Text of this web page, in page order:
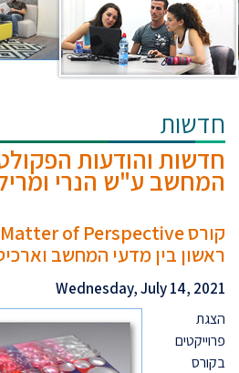
חדשות
חדשות והודעות
המחשב ע"ש הנרי
ראשון בין מדעי המחשב
Wednesday, July 14, 2021
הצגת
פרוייקטים
בקורס